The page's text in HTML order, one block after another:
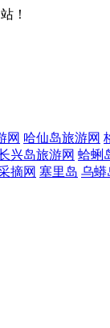
！
网 哈仙岛旅游网
兴岛旅游网 蛤蜊
摘网 塞里岛 乌蟒